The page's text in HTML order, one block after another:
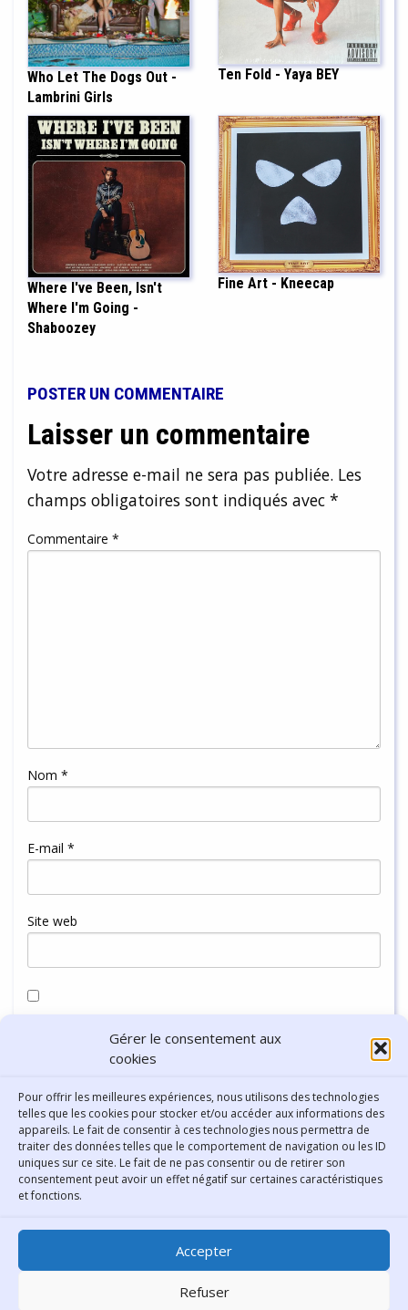
Gérer le consentement aux
cookies
Pour offrir les meilleures expériences, nous utilisons des technologies
telles que les cookies pour stocker et/ou accéder aux informations des
appareils. Le fait de consentir à ces technologies nous permettra de
traiter des données telles que le comportement de navigation ou les ID
uniques sur ce site. Le fait de ne pas consentir ou de retirer son
consentement peut avoir un effet négatif sur certaines caractéristiques
et fonctions.
Accepter
Refuser
Who Let The Dogs Out -
Lambrini Girls
Ten Fold - Yaya BEY
Where I've Been, Isn't
Where I'm Going -
Shaboozey
Fine Art - Kneecap
POSTER UN COMMENTAIRE
Laisser un commentaire
Votre adresse e-mail ne sera pas publiée. Les
champs obligatoires sont indiqués avec *
Commentaire *
Nom *
E-mail *
Site web
navigateur pour mon prochain commentaire.
Bibliothèque municipale de
Lyon
30 Boulevard Vivier-Merle